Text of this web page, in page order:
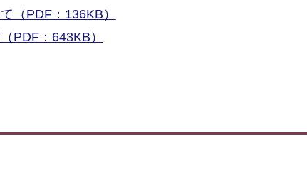
（PDF：136KB）
PDF：643KB）